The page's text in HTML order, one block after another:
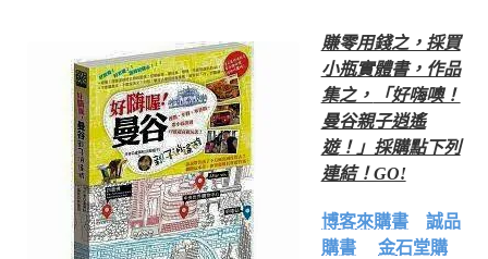
賺零用錢之，採買
小瓶實體書，作品
集之，
「好嗨噢！
曼谷親子逍遙
遊！」採購點下列
連結！GO!
博客來購書
誠品
購書
金石堂購